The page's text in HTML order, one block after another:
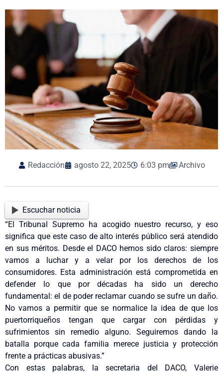
Redacción agosto 22, 2025 6:03 pm Archivo
Escuchar noticia
“El Tribunal Supremo ha acogido nuestro recurso, y eso
significa que este caso de alto interés público será atendido
en sus méritos. Desde el DACO hemos sido claros: siempre
vamos a luchar y a velar por los derechos de los
consumidores. Esta administración está comprometida en
defender lo que por décadas ha sido un derecho
fundamental: el de poder reclamar cuando se sufre un daño.
No vamos a permitir que se normalice la idea de que los
puertorriqueños tengan que cargar con pérdidas y
sufrimientos sin remedio alguno. Seguiremos dando la
batalla porque cada familia merece justicia y protección
frente a prácticas abusivas.”
Con estas palabras, la secretaria del DACO, Valerie